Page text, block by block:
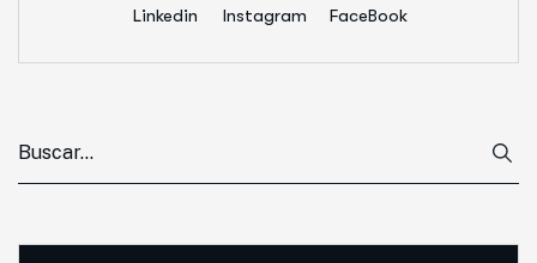
Linkedin Instagram FaceBook